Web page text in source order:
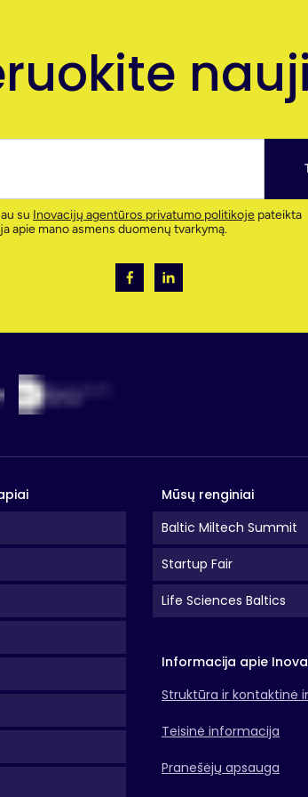
su Inovacijų agentūros privatumo politikoje pateikta
apie mano asmens duomenų tvarkymą.
Mūsų renginiai
Baltic Miltech Summit
Startup Fair
Life Sciences Baltics
Informacija apie
Struktūra ir kontaktinė
Teisinė informacija
Pranešėjų apsauga